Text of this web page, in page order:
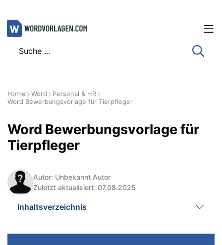
Zum
Inhalt
Home Word
Personal & HR
Word Bewerbungsvorlage für Tierpfleger
Word Bewerbungsvorlage für
Tierpfleger
Autor: Unbekannt Autor
Zuletzt aktualisiert: 07.08.2025
Inhaltsverzeichnis